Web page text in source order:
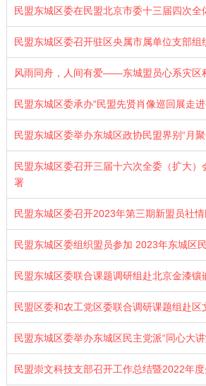
民盟东城区委在民盟北京市委十三届四次
民盟东城区委召开驻区央属市属单位支部组
风雨同舟，人间有爱——东城盟员心系灾区
民盟东城区委承办“民盟先贤肖像巡回展走
民盟东城区委举办东城区政协民盟界别“月聚
民盟东城区委召开三届十六次全委（扩大
署
民盟东城区委召开2023年第三期新盟员社
民盟东城区委组织盟员参加 2023年东城区
民盟东城区委联合课题调研组赴北京金漆
民盟区委和农工党区委联合调研课题组赴区
民盟东城区委举办东城区民主党派“同心大讲
民盟崇文科技支部召开工作总结暨2022年